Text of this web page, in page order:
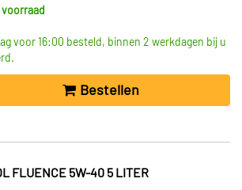
voorraad
voor 16:00 besteld, binnen 2 werkdagen bij u
Bestellen
FLUENCE 5W-40 5 LITER